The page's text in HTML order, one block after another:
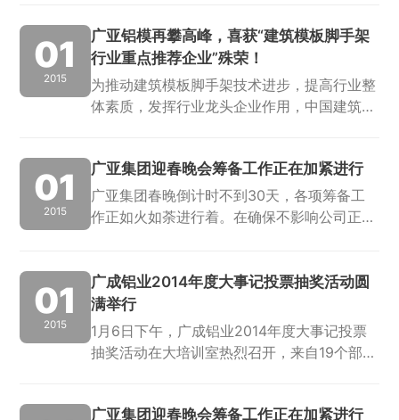
主办，旨在探讨广东居室铝门窗的转型...
01
2015
广亚铝模再攀高峰，喜获“建筑模板脚手架
行业重点推荐企业”殊荣！
为推动建筑模板脚手架技术进步，提高行业整
体素质，发挥行业龙头企业作用，中国建筑金
国工程建设模板脚手架行业年会”，广...
01
2015
广亚集团迎春晚会筹备工作正在加紧进行
广亚集团春晚倒计时不到30天，各项筹备工
作正如火如荼进行着。在确保不影响公司正常
积极认真地对待每次排练，抓紧时间掌握舞蹈
要领...
01
2015
广成铝业2014年度大事记投票抽奖活动圆
满举行
1月6日下午，广成铝业2014年度大事记投票
抽奖活动在大培训室热烈召开，来自19个部
广亚集团迎春晚会筹备工作正在加紧进行